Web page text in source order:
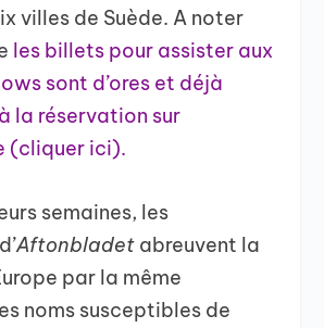
villes de Suède. A noter
les billets pour assister aux
sont d’ores et déjà
la réservation sur
(cliquer ici).
semaines, les
Aftonbladet abreuvent la
par la même
noms susceptibles de